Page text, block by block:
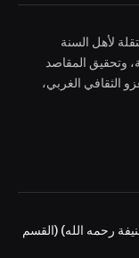
لأهل السنة
وتحقيق المقاصد
الثقافي الغربي،
رحمه الله) (القسم